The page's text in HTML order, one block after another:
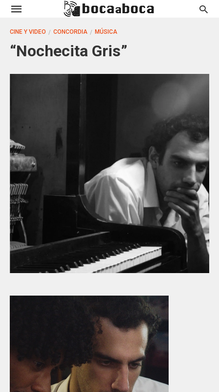
CINE Y VIDEO CONCORDIA MÚSICA
“Nochecita Gris”